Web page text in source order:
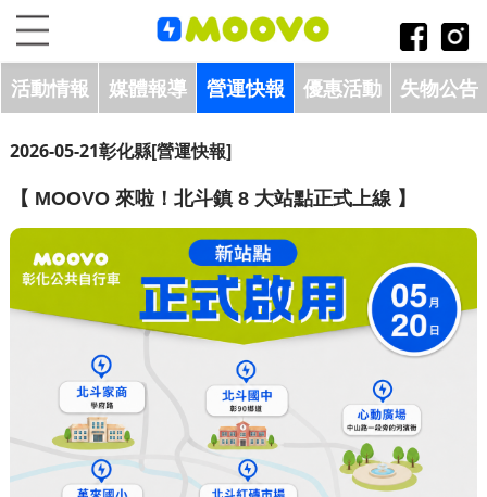
跳到主要內容區塊
活動情報 媒體報導 營運快報 優惠活動 失物公告
2026-05-21彰化縣[營運快報]
【 MOOVO 來啦！北斗鎮 8 大站點正式上線 】